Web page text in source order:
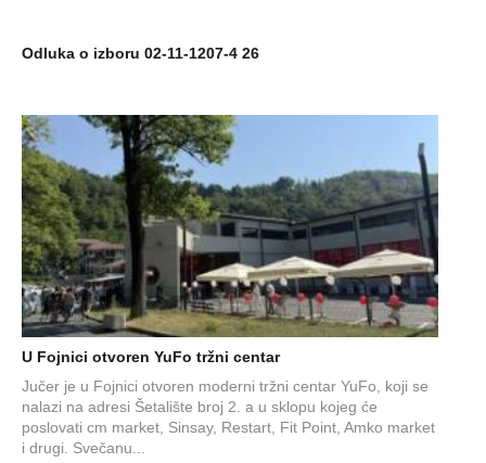
Odluka o izboru 02-11-1207-4 26
U Fojnici otvoren YuFo tržni centar
Jučer je u Fojnici otvoren moderni tržni centar YuFo, koji se
nalazi na adresi Šetalište broj 2. a u sklopu kojeg će
poslovati cm market, Sinsay, Restart, Fit Point, Amko market
i drugi. Svečanu...